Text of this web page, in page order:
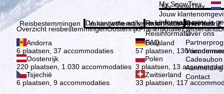
My SnowTrex
My SnowTrex
Jouw
informatie over je
Reisbestemmingen
Overzicht reisbestemmingenOostenrijkFrankrijkItaliëZwitserland
Andorra
6 plaatsen, 37 accommodaties
Duitsland
57 plaatsen, 130
Oostenrijk
220 plaatsen, 1.030 accommodaties
Polen
3 plaatsen, 13
Tsjechië
6 plaatsen, 9 accommodaties
Zwitserland
33 plaatsen, 117
Vakantiethema's
De nieuwste artikelen in ons magazine
Informatie
Reisinformatie
Reisinformatie
FAQ
Het bedrijf
Over ons
Over ons
Cadeaubon
Contact